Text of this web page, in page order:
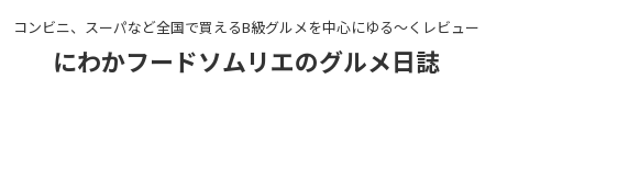
コンビニ、スーパなど全国で買えるB級グルメを中心にゆる〜くレビュー
にわかフードソムリエのグルメ日誌